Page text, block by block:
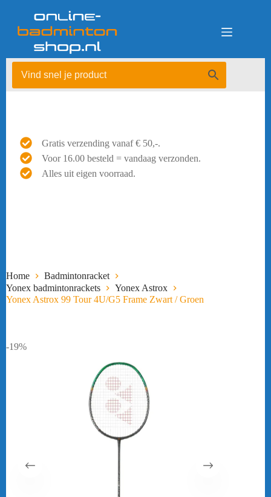
Gratis verzending vanaf € 50,-.
Voor 16.00 besteld = vandaag verzonden.
Alles uit eigen voorraad.
Home
Badmintonracket
Yonex badmintonrackets
Yonex Astrox
Yonex Astrox 99 Tour 4U/G5 Frame Zwart / Groen
-19%